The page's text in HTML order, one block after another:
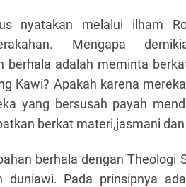
nyatakan melalui ilham
Mengapa
berhala adalah meminta
Kawi? Apakah karena
yang bersusah payah
berkat materi,jasmani
berhala dengan
duniawi. Pada prinsipnya